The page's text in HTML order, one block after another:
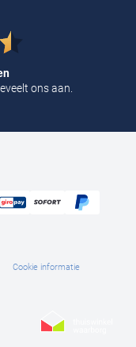
ons aan.
Cookie informatie